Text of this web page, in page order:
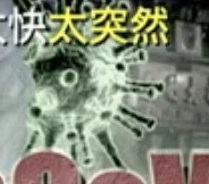
死亡 只怕死得太突